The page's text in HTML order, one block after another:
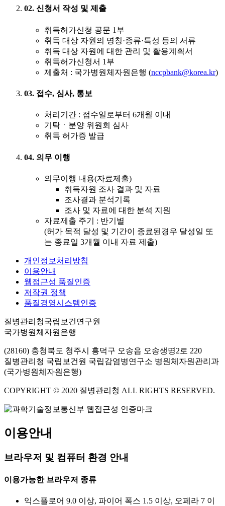
02. 신청서 작성 및 제출
취득허가신청 공문 1부
취득 대상 자원의 명칭·종류·특성 등의 서류
취득 대상 자원에 대한 관리 및 활용계획서
취득허가신청서 1부
제출처 : 국가병원체자원은행 (nccpbank@korea.kr)
03. 접수, 심사, 통보
처리기간 : 접수일로부터 6개월 이내
기탁ㆍ분양 위원회 심사
취득 허가증 발급
04. 의무 이행
의무이행 내용(자료제출)
취득자원 조사 결과 및 자료
조사결과 분석기록
조사 및 자료에 대한 분석 지원
자료제출 주기 : 반기별
(허가 목적 달성 및 기간이 종료된경우 달성일 또
는 종료일 3개월 이내 자료 제출)
개인정보처리방침
이용안내
웹접근성 품질인증
저작권 정책
품질경영시스템인증
질병관리청국립보건연구원
국가병원체자원은행
(28160) 충청북도 청주시 흥덕구 오송읍 오송생명2로 220
질병관리청 국립보건원 국립감염병연구소 병원체자원관리과
(국가병원체자원은행)
COPYRIGHT © 2020 질병관리청 ALL RIGHTS RESERVED.
이용안내
브라우저 및 컴퓨터 환경 안내
이용가능한 브라우저 종류
익스플로어 9.0 이상, 파이어 폭스 1.5 이상, 오페라 7 이